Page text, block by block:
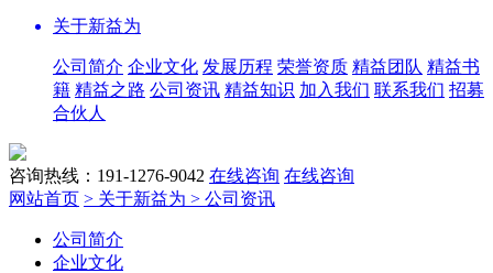
关于新益为
公司简介 企业文化 发展历程 荣誉资质 精益团队 精益书
籍 精益之路 公司资讯 精益知识 加入我们 联系我们 招募
合伙人
咨询热线：191-1276-9042 在线咨询 在线咨询
网站首页 > 关于新益为 > 公司资讯
公司简介
企业文化